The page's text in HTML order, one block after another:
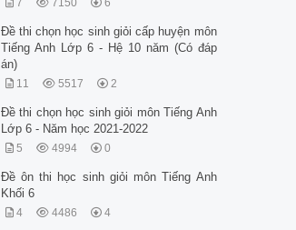
7 7150 6
Đề thi chọn học sinh giỏi cấp huyện môn
Tiếng Anh Lớp 6 - Hệ 10 năm (Có đáp
án)
11 5517 2
Đề thi chọn học sinh giỏi môn Tiếng Anh
Lớp 6 - Năm học 2021-2022
5 4994 0
Đề ôn thi học sinh giỏi môn Tiếng Anh
Khối 6
4 4486 4